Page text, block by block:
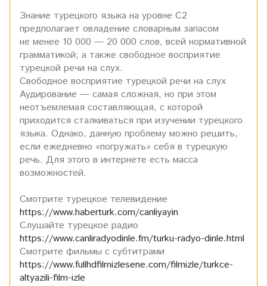
Знание турецкого языка на уровне С2
предполагает овладение словарным запасом
не менее 10 000 — 20 000 слов, всей нормативной
грамматикой; а также свободное восприятие
турецкой речи на слух.
Свободное восприятие турецкой речи на слух
Аудирование — самая сложная, но при этом
неотъемлемая составляющая, с которой
приходится сталкиваться при изучении турецкого
языка. Однако, данную проблему можно решить,
если ежедневно «погружать» себя в турецкую
речь. Для этого в интернете есть масса
возможностей.
Смотрите турецкое телевидение
https://www.haberturk.com/canliyayin
Слушайте турецкое радио
https://www.canliradyodinle.fm/turku-radyo-dinle.html
Смотрите фильмы с субтитрами
https://www.fullhdfilmizlesene.com/filmizle/turkce-
altyazili-film-izle